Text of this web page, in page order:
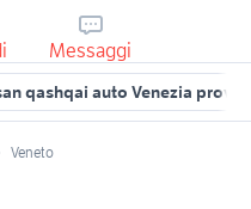
Messaggi
qashqai auto Venezia
Veneto